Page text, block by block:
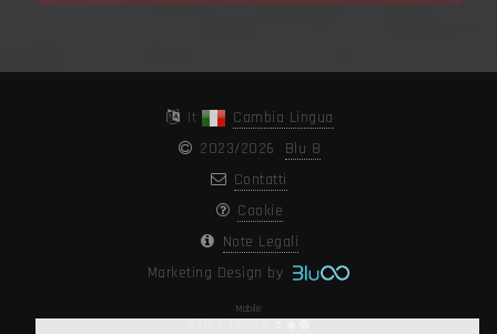
It
Cambia Lingua
2023/2026 Blu 8
Contatti
Cookie
Note Legali
Marketing Design by
Mobile
448 x 13589